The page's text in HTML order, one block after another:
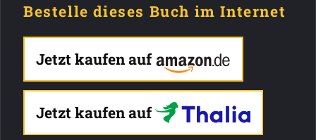
Bestelle dieses Buch im Internet
Jetzt kaufen auf
Jetzt kaufen auf